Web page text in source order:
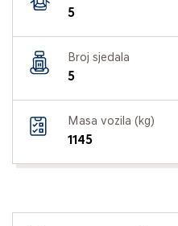
5
Broj sjedala
5
Masa vozila (kg)
1145